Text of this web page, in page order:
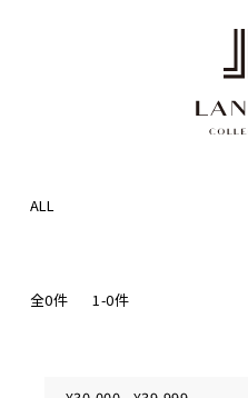
ALL
全0件 1-0件